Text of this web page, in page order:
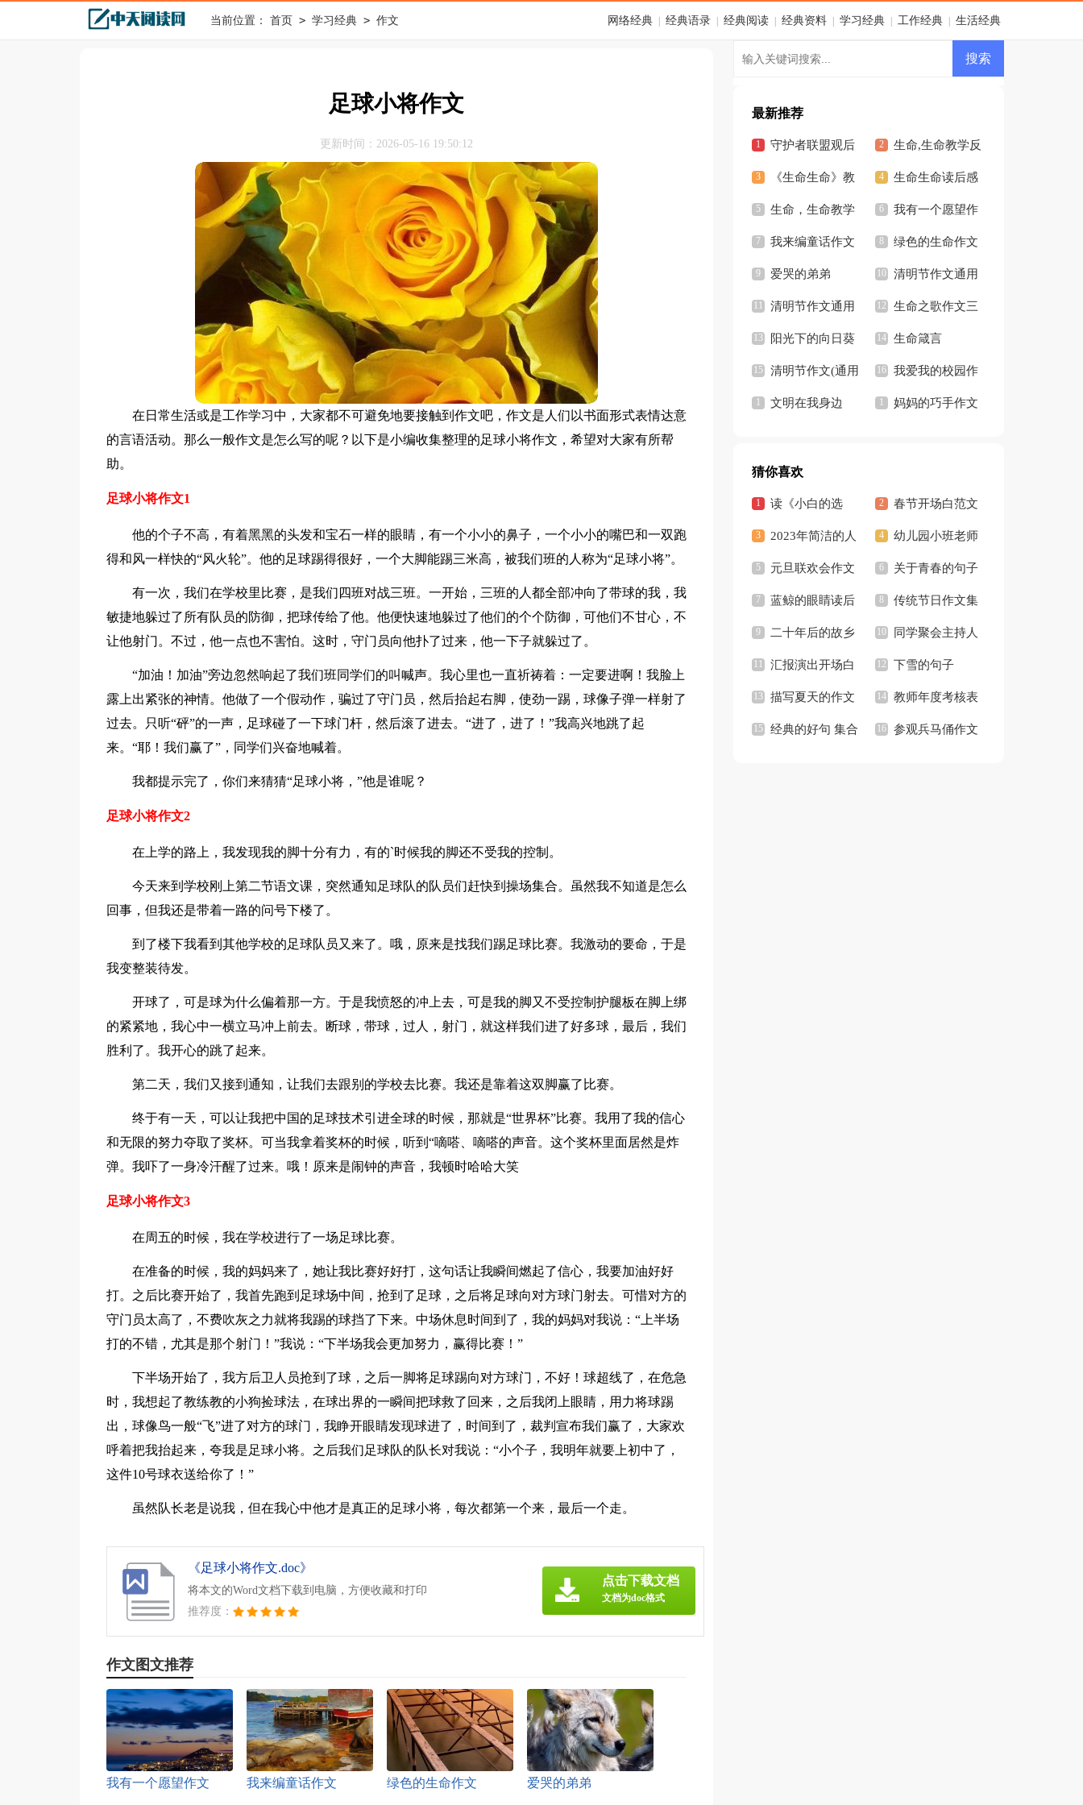
当前位置： 首页 > 学习经典 > 作文 网络经典 经典语录 经典阅读 经典资料 学习经典 工作经典 生活经典
足球小将作文
更新时间：2026-05-16 19:50:12
在日常生活或是工作学习中，大家都不可避免地要接触到作文吧，作文是人们以书面形式表情达意
的言语活动。那么一般作文是怎么写的呢？以下是小编收集整理的足球小将作文，希望对大家有所帮
助。
足球小将作文1
他的个子不高，有着黑黑的头发和宝石一样的眼睛，有一个小小的鼻子，一个小小的嘴巴和一双跑
得和风一样快的“风火轮”。他的足球踢得很好，一个大脚能踢三米高，被我们班的人称为“足球小将”。
有一次，我们在学校里比赛，是我们四班对战三班。一开始，三班的人都全部冲向了带球的我，我
敏捷地躲过了所有队员的防御，把球传给了他。他便快速地躲过了他们的个个防御，可他们不甘心，不
让他射门。不过，他一点也不害怕。这时，守门员向他扑了过来，他一下子就躲过了。
“加油！加油”旁边忽然响起了我们班同学们的叫喊声。我心里也一直祈祷着：一定要进啊！我脸上
露上出紧张的神情。他做了一个假动作，骗过了守门员，然后抬起右脚，使劲一踢，球像子弹一样射了
过去。只听“砰”的一声，足球碰了一下球门杆，然后滚了进去。“进了，进了！”我高兴地跳了起
来。“耶！我们赢了”，同学们兴奋地喊着。
我都提示完了，你们来猜猜“足球小将，”他是谁呢？
足球小将作文2
在上学的路上，我发现我的脚十分有力，有的`时候我的脚还不受我的控制。
今天来到学校刚上第二节语文课，突然通知足球队的队员们赶快到操场集合。虽然我不知道是怎么
回事，但我还是带着一路的问号下楼了。
到了楼下我看到其他学校的足球队员又来了。哦，原来是找我们踢足球比赛。我激动的要命，于是
我变整装待发。
开球了，可是球为什么偏着那一方。于是我愤怒的冲上去，可是我的脚又不受控制护腿板在脚上绑
的紧紧地，我心中一横立马冲上前去。断球，带球，过人，射门，就这样我们进了好多球，最后，我们
胜利了。我开心的跳了起来。
第二天，我们又接到通知，让我们去跟别的学校去比赛。我还是靠着这双脚赢了比赛。
终于有一天，可以让我把中国的足球技术引进全球的时候，那就是“世界杯”比赛。我用了我的信心
和无限的努力夺取了奖杯。可当我拿着奖杯的时候，听到“嘀嗒、嘀嗒的声音。这个奖杯里面居然是炸
弹。我吓了一身冷汗醒了过来。哦！原来是闹钟的声音，我顿时哈哈大笑
足球小将作文3
在周五的时候，我在学校进行了一场足球比赛。
在准备的时候，我的妈妈来了，她让我比赛好好打，这句话让我瞬间燃起了信心，我要加油好好
打。之后比赛开始了，我首先跑到足球场中间，抢到了足球，之后将足球向对方球门射去。可惜对方的
守门员太高了，不费吹灰之力就将我踢的球挡了下来。中场休息时间到了，我的妈妈对我说：“上半场
打的不错，尤其是那个射门！”我说：“下半场我会更加努力，赢得比赛！”
下半场开始了，我方后卫人员抢到了球，之后一脚将足球踢向对方球门，不好！球超线了，在危急
时，我想起了教练教的小狗捡球法，在球出界的一瞬间把球救了回来，之后我闭上眼睛，用力将球踢
出，球像鸟一般“飞”进了对方的球门，我睁开眼睛发现球进了，时间到了，裁判宣布我们赢了，大家欢
呼着把我抬起来，夸我是足球小将。之后我们足球队的队长对我说：“小个子，我明年就要上初中了，
这件10号球衣送给你了！”
虽然队长老是说我，但在我心中他才是真正的足球小将，每次都第一个来，最后一个走。
《足球小将作文.doc》
将本文的Word文档下载到电脑，方便收藏和打印
推荐度：
点击下载文档
文档为doc格式
作文图文推荐
我有一个愿望作文 我来编童话作文 绿色的生命作文 爱哭的弟弟
最新推荐
守护者联盟观后
感
生命,生命教学反
思
《生命生命》教
学反思
生命生命读后感
（通用13篇）
生命，生命教学
反思
我有一个愿望作
文
我来编童话作文 绿色的生命作文
爱哭的弟弟 清明节作文通用
12篇
清明节作文通用
13篇
生命之歌作文三
篇
阳光下的向日葵
作文
生命箴言
清明节作文(通用
14篇)
我爱我的校园作
文
文明在我身边 妈妈的巧手作文
猜你喜欢
读《小白的选
择》有感
春节开场白范文
（精选5篇）
2023年简洁的人
生感悟的好句摘录
36条
幼儿园小班老师
教学反思
元旦联欢会作文
【热门】
关于青春的句子
3篇
蓝鲸的眼睛读后
感汇编15篇
传统节日作文集
锦15篇
二十年后的故乡
作文集锦15篇
同学聚会主持人
开场白合集15篇
汇报演出开场白 下雪的句子
【热】
描写夏天的作文
15篇
教师年度考核表
个人工作总结(15篇)
经典的好句 集合 参观兵马俑作文